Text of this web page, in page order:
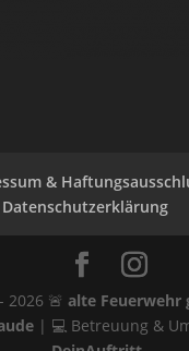
&
Datenschutzerklärung
2026 🚨 alte Feuerwehr
| 💻 Betreuung &